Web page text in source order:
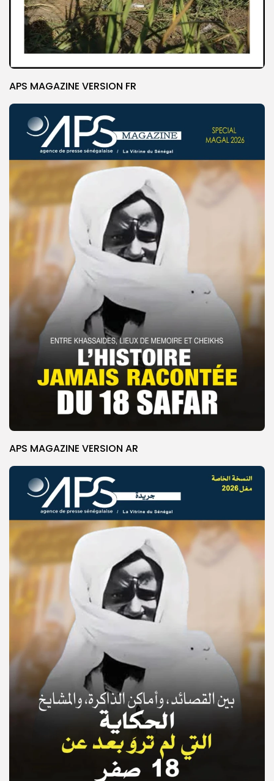
© Copyright 2025, APS
APS MAGAZINE VERSION FR
APS MAGAZINE VERSION AR